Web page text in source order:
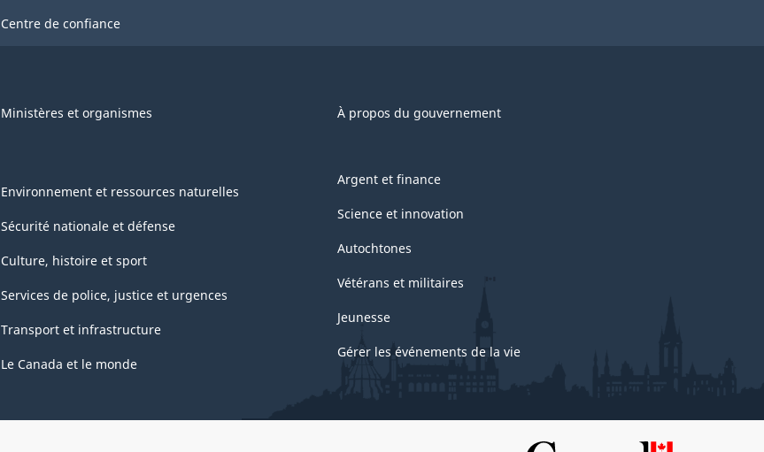
Centre de confiance
Ministères et organismes À propos du gouvernement
Environnement et ressources naturelles
Sécurité nationale et défense
Culture, histoire et sport
Services de police, justice et urgences
Transport et infrastructure
Le Canada et le monde
Argent et finance
Science et innovation
Autochtones
Vétérans et militaires
Jeunesse
Gérer les événements de la vie